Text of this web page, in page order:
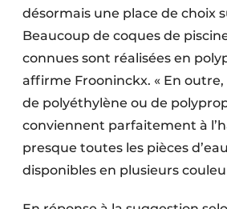
désormais une place de choix
Beaucoup de coques de
connues sont réalisées en
affirme Frooninckx. « En outre,
de polyéthylène ou de
conviennent parfaitement à
presque toutes les pièces
disponibles en plusieurs